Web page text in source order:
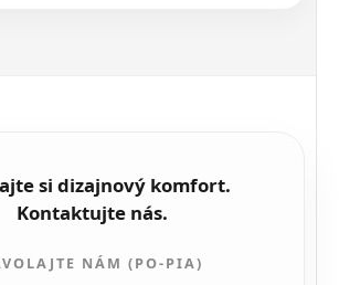
si dizajnový komfort.
Kontaktujte nás.
NÁM (PO-PIA)